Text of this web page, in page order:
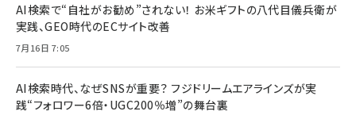
AI検索で“自社がお勧め”されない！ お米ギフトの八代目儀兵衛が
実践、GEO時代のECサイト改善
7月16日 7:05
AI検索時代、なぜSNSが重要？ フジドリームエアラインズが実
践“フォロワー6倍・UGC200％増”の舞台裏